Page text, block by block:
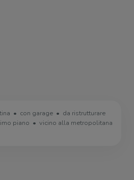
con garage
da ristrutturare
piano
vicino alla metropolitana